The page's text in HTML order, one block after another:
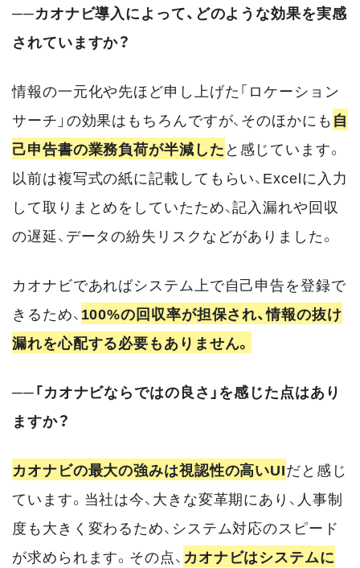
──カオナビ導入によって、どのような効果を実感
されていますか？
情報の一元化や先ほど申し上げた「ロケーション
サーチ」の効果はもちろんですが、そのほかにも 自
己申告書の業務負荷が半減したと感じています。
以前は複写式の紙に記載してもらい、Excelに入力
して取りまとめをしていたため、記入漏れや回収
の遅延、データの紛失リスクなどがありました。
カオナビであればシステム上で自己申告を登録で
きるため、100%の回収率が担保され、情報の抜け
漏れを心配する必要もありません。
──「カオナビならではの良さ」を感じた点はあり
ますか？
カオナビの最大の強みは視認性の高いUIだと感じ
ています。当社は今、大きな変革期にあり、人事制
度も大きく変わるため、システム対応のスピード
が求められます。その点、 カオナビはシステムに